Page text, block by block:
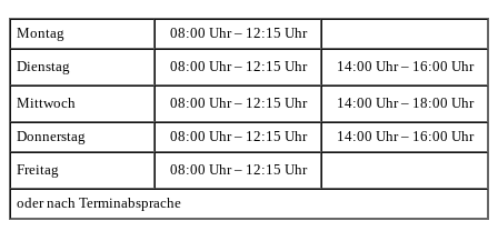
Montag 08:00 Uhr – 12:15 Uhr
Dienstag 08:00 Uhr – 12:15 Uhr 14:00 Uhr – 16:00 Uhr
Mittwoch 08:00 Uhr – 12:15 Uhr 14:00 Uhr – 18:00 Uhr
Donnerstag 08:00 Uhr – 12:15 Uhr 14:00 Uhr – 16:00 Uhr
Freitag 08:00 Uhr – 12:15 Uhr
oder nach Terminabsprache